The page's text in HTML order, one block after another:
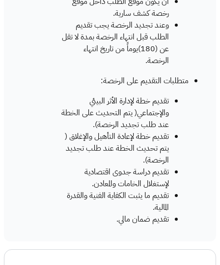
رخصة كشف سارية.
وعند تجديد الرخصة يجب تقديم
الطلب قبل انتهاء الرخصة بمدة لا تقل
عن (180)يوماً من تاريخ انتهاء
الرخصة.
متطلبات التقديم على الرخصة:
تقديم خطة لإدارة الأثر البيئي
والإجتماعي( يتم التحديث على الخطة
عند طلب تجديد الرخصة).
تقديم خطة لإعادة التأهيل والإغلاق (
يتم تحديث الخطة عند طلب تجديد
الرخصة).
تقديم دراسة جدوى اقتصادية
لإستغلال الخامات والمعادن.
تقديم ما يثبت الكفاية الفنية والقدرة
المالية.
تقديم ضمان مالي.